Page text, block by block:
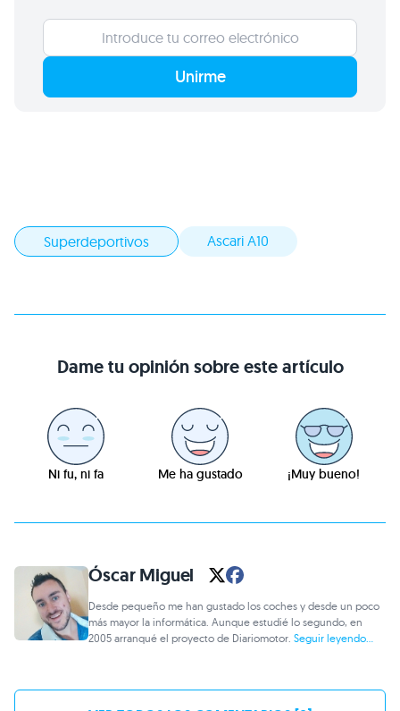
Unirme
Superdeportivos Ascari A10
Dame tu opinión sobre este artículo
Ni fu, ni fa Me ha gustado ¡Muy bueno!
Óscar Miguel
Desde pequeño me han gustado los coches y desde un poco
más mayor la informática. Aunque estudié lo segundo, en
2005 arranqué el proyecto de Diariomotor.Seguir leyendo...